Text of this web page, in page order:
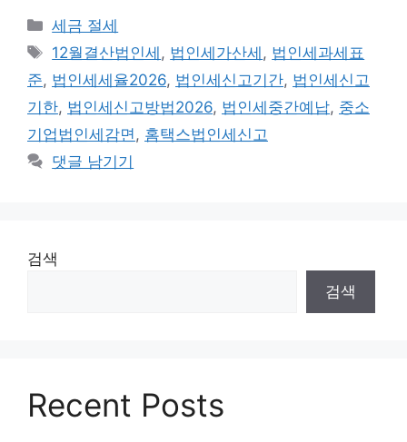
카
테
리
세금 절세
태
그
12월결산법인세 , 법인세가산세 , 법인세과세표
준, 법인세세율2026, 법인세신고기간, 법인세신고
기한, 법인세신고방법2026, 법인세중간예납, 중소
기업법인세감면 , 홈택스법인세신고
댓글 남기기
검색
검색
Recent Posts